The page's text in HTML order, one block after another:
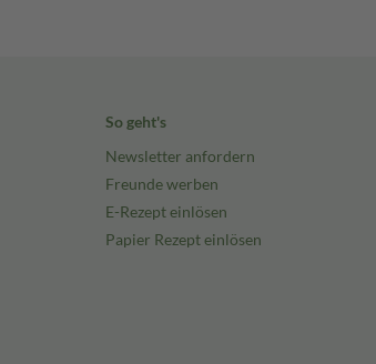
So geht's
Newsletter anfordern
Freunde werben
E-Rezept einlösen
Papier Rezept einlösen